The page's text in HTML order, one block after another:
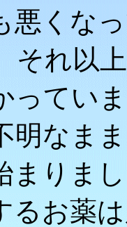
悪くな
それ以
ってい
明なま
まりま
るお薬